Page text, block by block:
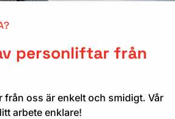
personliftar från
från oss är enkelt och smidigt. Vår
arbete enklare!